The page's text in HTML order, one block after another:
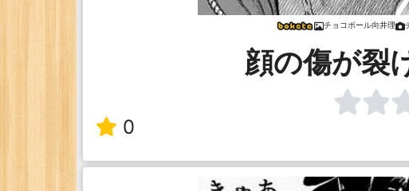
チョコボール向井理
顔の傷が裂
0